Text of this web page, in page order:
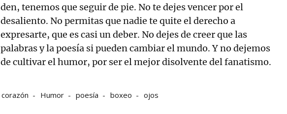
den, tenemos que seguir de pie. No te dejes vencer por el
desaliento. No permitas que nadie te quite el derecho a
expresarte, que es casi un deber. No dejes de creer que las
palabras y la poesía si pueden cambiar el mundo. Y no dejemos
de cultivar el humor, por ser el mejor disolvente del fanatismo.
corazón Humor poesía boxeo ojos